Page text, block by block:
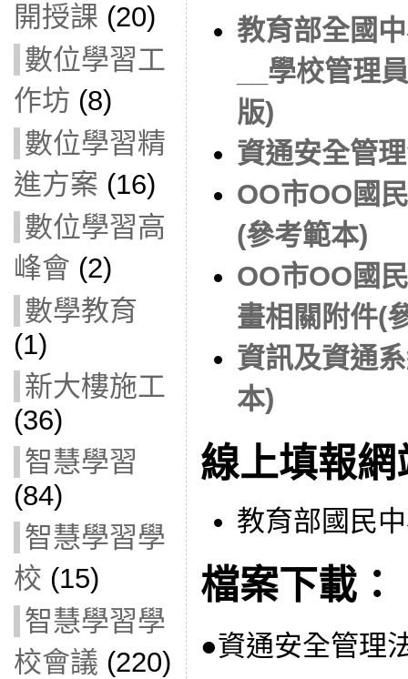
開授課 (20)
數位學習工
作坊 (8)
數位學習精
進方案 (16)
數位學習高
峰會 (2)
數學教育
(1)
新大樓施工
(36)
智慧學習
(84)
智慧學習學
校 (15)
智慧學習學
校會議 (220)
教育部全國
__學校管理
版)
資通安全管
OO市OO國
(參考範本)
OO市OO國
畫相關附件(
資訊及資通
本)
線上填報網
教育部國民
檔案下載：
●資通安全管理